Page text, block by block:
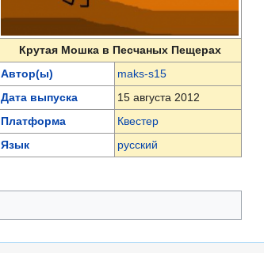
Крутая Мошка в Песчаных Пещерах
Автор(ы)
maks-s15
Дата выпуска
15 августа 2012
Платформа
Квестер
Язык
русский